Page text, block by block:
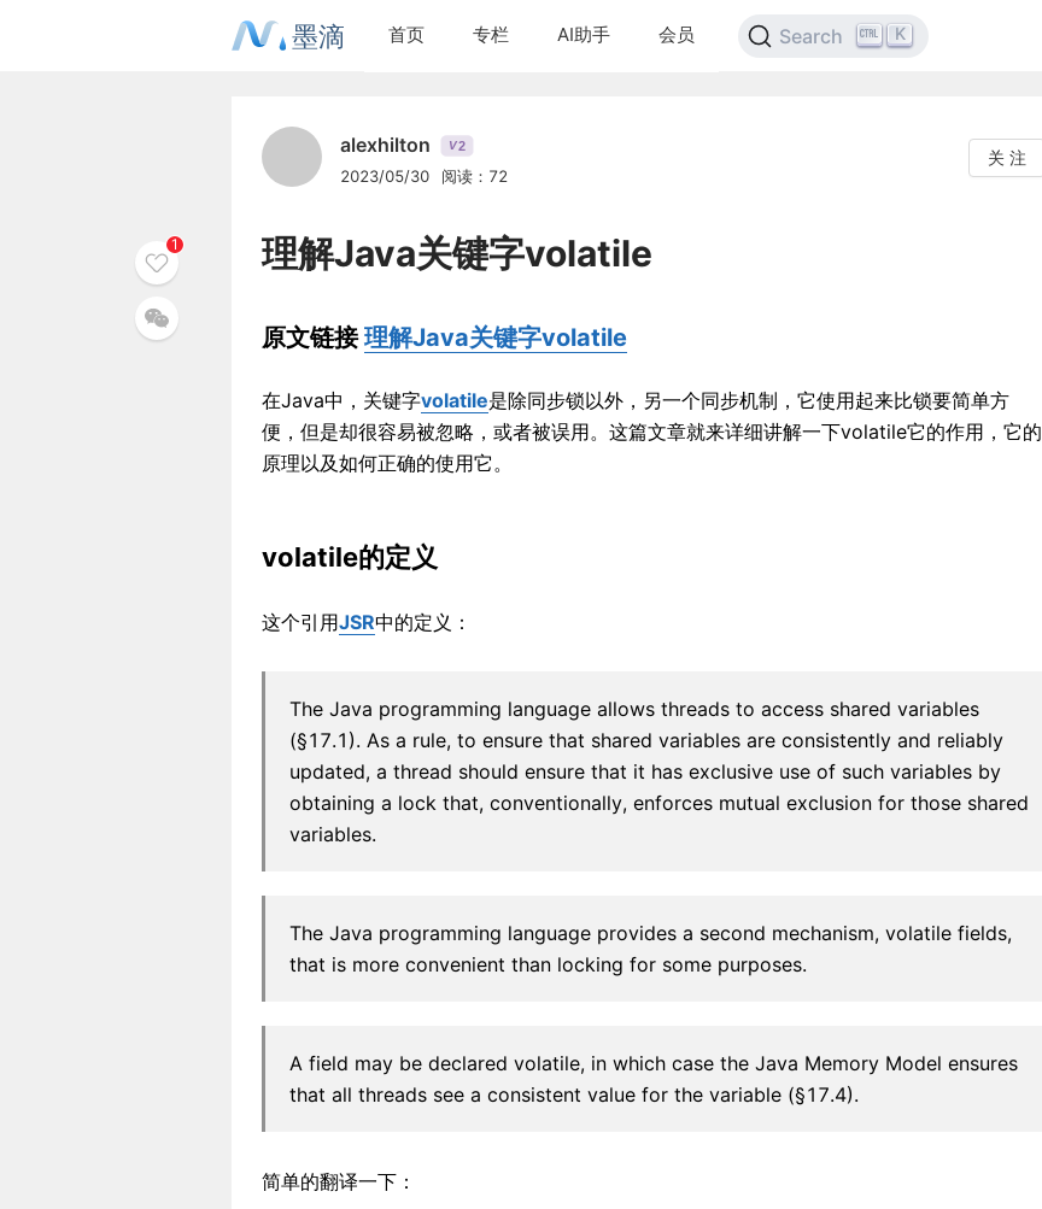
墨滴 首页 专栏 AI助手 会员 Search K
1
alexhilton V2
2023/05/30 阅读：72
关 注
理解Java关键字volatile
原文链接理解Java关键字volatile
在Java中，关键字volatile是除同步锁以外，另一个同步机制，它使用起来比锁要简单方
便，但是却很容易被忽略，或者被误用。这篇文章就来详细讲解一下volatile它的作用，它的
原理以及如何正确的使用它。
volatile的定义
这个引用JSR中的定义：
The Java programming language allows threads to access shared variables
(§17.1). As a rule, to ensure that shared variables are consistently and reliably
updated, a thread should ensure that it has exclusive use of such variables by
obtaining a lock that, conventionally, enforces mutual exclusion for those shared
variables.
The Java programming language provides a second mechanism, volatile fields,
that is more convenient than locking for some purposes.
A field may be declared volatile, in which case the Java Memory Model ensures
that all threads see a consistent value for the variable (§17.4).
简单的翻译一下：